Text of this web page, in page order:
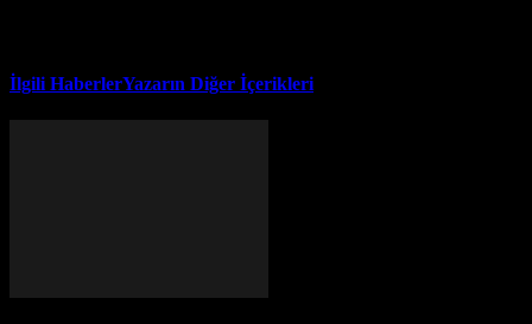
İlgili HaberlerYazarın Diğer İçerikleri